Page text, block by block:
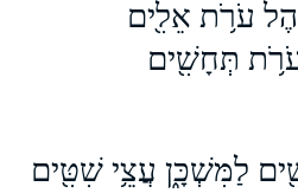
עֹרֹ֥ת אֵלִ֖ים
תְּחָשִׁ֖ים
לַמִּשְׁכָּ֑ן עֲצֵ֥י שִׁטִּ֖ים